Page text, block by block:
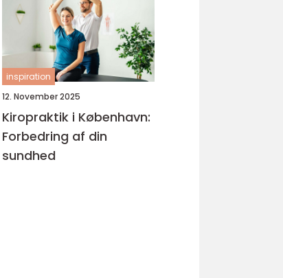
inspiration
12. November 2025
Kiropraktik i København:
Forbedring af din
sundhed